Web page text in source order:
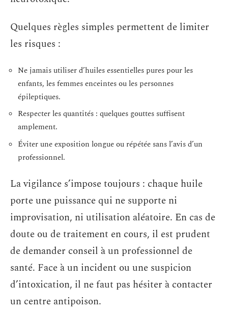
Quelques règles simples permettent de limiter
les risques :
Ne jamais utiliser d’huiles essentielles pures pour les
enfants, les femmes enceintes ou les personnes
épileptiques.
Respecter les quantités : quelques gouttes suffisent
amplement.
Éviter une exposition longue ou répétée sans l’avis d’un
professionnel.
La vigilance s’impose toujours : chaque huile
porte une puissance qui ne supporte ni
improvisation, ni utilisation aléatoire. En cas de
doute ou de traitement en cours, il est prudent
de demander conseil à un professionnel de
santé. Face à un incident ou une suspicion
d’intoxication, il ne faut pas hésiter à contacter
un centre antipoison.